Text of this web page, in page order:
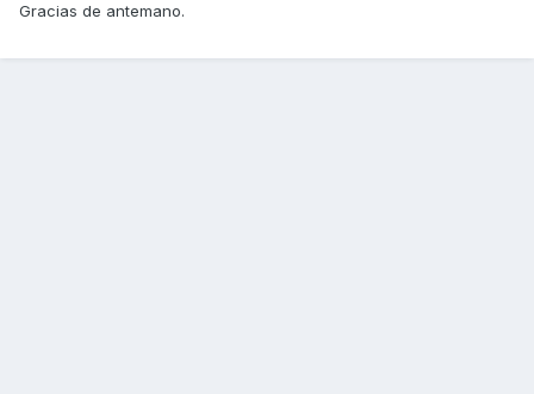
Gracias de antemano.